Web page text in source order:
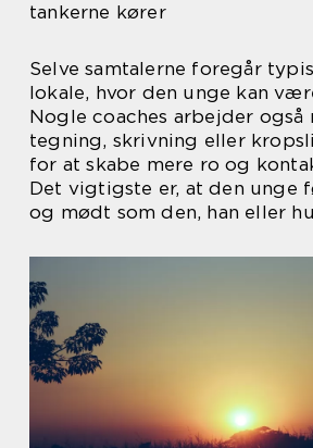
tankerne kører
Selve samtalerne foregår
lokale, hvor den unge kan
Nogle coaches arbejder også
tegning, skrivning eller
for at skabe mere ro og
Det vigtigste er, at den unge
og mødt som den, han eller